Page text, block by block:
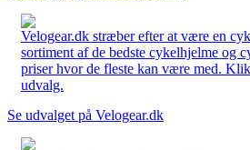
Velogear.dk stræber efter at være en
sortiment af de bedste cykelhjelme og
priser hvor de fleste kan være med.
udvalg.
Se udvalget på Velogear.dk